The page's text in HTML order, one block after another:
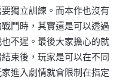
獨立訓練。而本作也沒有
鬥時，其實還是可以透過
不遲。最後大家擔心的就
束後，玩家是可以在不同
進入劇情就會限制在指定